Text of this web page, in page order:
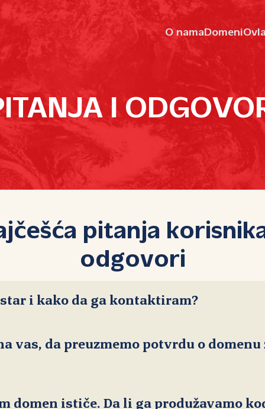
O nama Domeni
I
pitanja
odgovori
i kako da ga kontaktiram?
vas, da preuzmemo potvrdu o
domen ističe. Da li ga produžavamo